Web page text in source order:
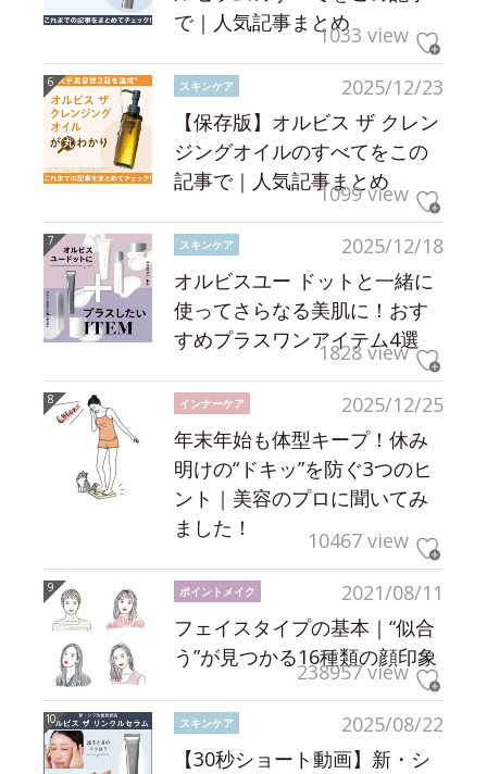
で｜人気記事まとめ1033 view
2025/12/23
スキンケア
【保存版】オルビス ザ クレン
ジングオイルのすべてをこの
記事で｜人気記事まとめ
1099 view
2025/12/18
スキンケア
オルビスユー ドットと一緒に
使ってさらなる美肌に！おす
すめプラスワンアイテム4選
1828 view
2025/12/25
インナーケア
年末年始も体型キープ！休み
明けの“ドキッ”を防ぐ3つのヒ
ント｜美容のプロに聞いてみ
ました！
10467 view
2021/08/11
ポイントメイク
フェイスタイプの基本｜“似合
う”が見つかる16種類の顔印象
238957 view
2025/08/22
スキンケア
【30秒ショート動画】新・シ